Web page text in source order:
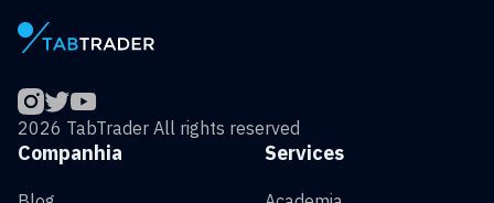
2026 TabTrader All rights reserved
Services
Companhia